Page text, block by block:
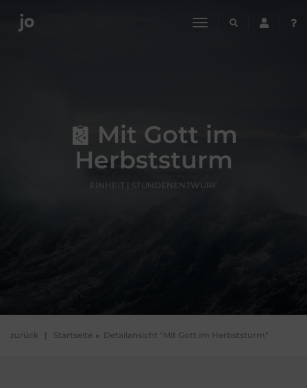
toggle
Mit Gott im
Herbststurm
EINHEIT | STUNDENENTWURF
zurück | Startseite Detailansicht "Mit Gott im Herbststurm"